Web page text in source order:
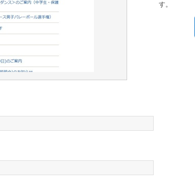
す。